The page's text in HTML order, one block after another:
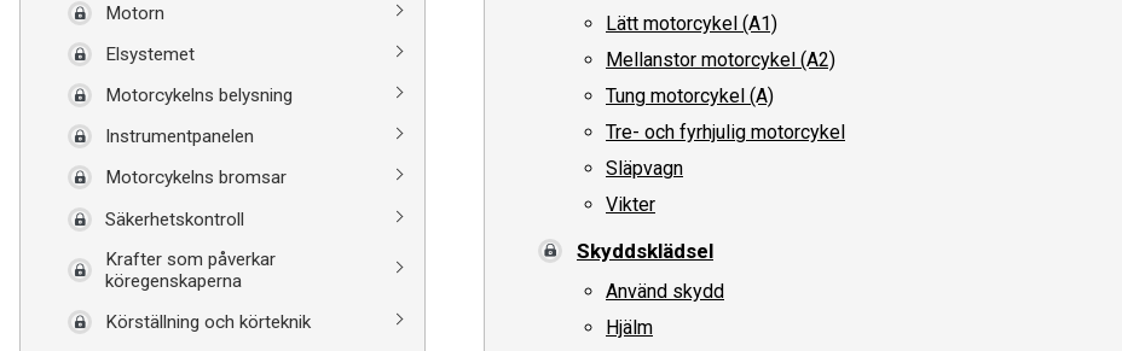
Motorn
Elsystemet
Motorcykelns belysning
Instrumentpanelen
Motorcykelns bromsar
Säkerhetskontroll
Krafter som påverkar
köregenskaperna
Körställning och körteknik
Lätt motorcykel (A1)
Mellanstor motorcykel (A2)
Tung motorcykel (A)
Tre- och fyrhjulig motorcykel
Släpvagn
Vikter
Skyddsklädsel
Använd skydd
Hjälm